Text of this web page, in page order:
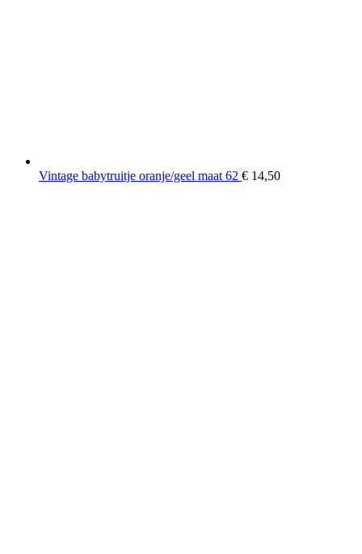
Vintage babytruitje oranje/geel maat 62 € 14,50